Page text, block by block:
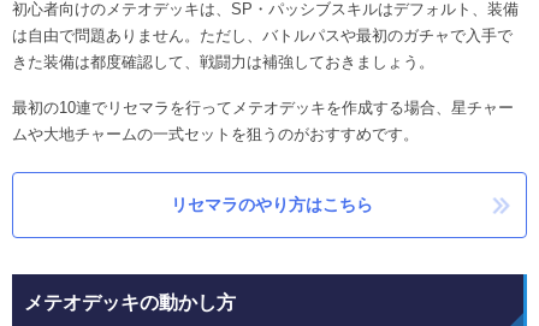
初心者向けのメテオデッキは、SP・パッシブスキルはデフォルト、装備
は自由で問題ありません。ただし、バトルパスや最初のガチャで入手で
きた装備は都度確認して、戦闘力は補強しておきましょう。
最初の10連でリセマラを行ってメテオデッキを作成する場合、星チャー
ムや大地チャームの一式セットを狙うのがおすすめです。
リセマラのやり方はこちら
メテオデッキの動かし方